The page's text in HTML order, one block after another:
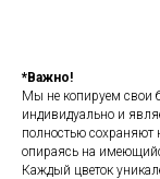
*Важно!
Мы не копируем свои
индивидуально и
полностью сохраняют
опираясь на
Каждый цветок